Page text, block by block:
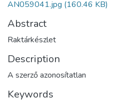
AN059041.jpg (160.46 KB)
Abstract
Raktárkészlet
Description
A szerző azonosítatlan
Keywords